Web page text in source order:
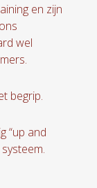
en zijn
wel
begrip.
“up and